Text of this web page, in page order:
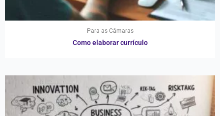
Para as Câmaras
Como elaborar currículo